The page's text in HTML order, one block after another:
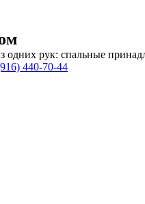
одних рук: спальные
440-70-44